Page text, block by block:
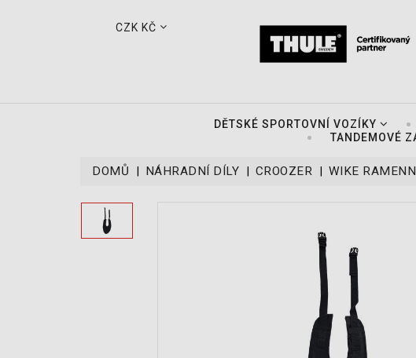
CZK KČ
DĚTSKÉ SPORTOVNÍ VOZÍKY
TANDEMOVÉ
DOMŮ NÁHRADNÍ DÍLY CROOZER WIKE